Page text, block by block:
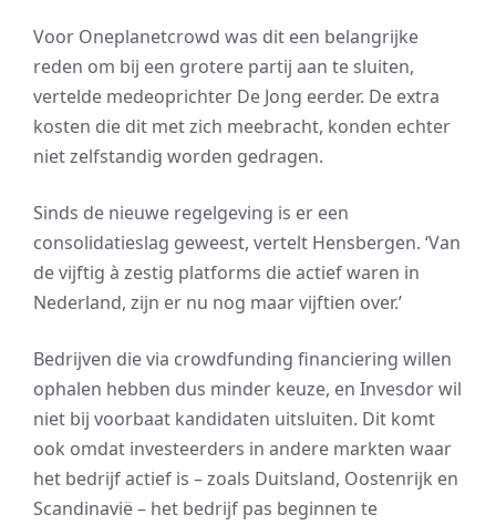
Voor Oneplanetcrowd was dit een belangrijke
reden om bij een grotere partij aan te sluiten,
vertelde medeoprichter De Jong eerder. De extra
kosten die dit met zich meebracht, konden echter
niet zelfstandig worden gedragen.
Sinds de nieuwe regelgeving is er een
consolidatieslag geweest, vertelt Hensbergen. ‘Van
de vijftig à zestig platforms die actief waren in
Nederland, zijn er nu nog maar vijftien over.’
Bedrijven die via crowdfunding financiering willen
ophalen hebben dus minder keuze, en Invesdor wil
niet bij voorbaat kandidaten uitsluiten. Dit komt
ook omdat investeerders in andere markten waar
het bedrijf actief is – zoals Duitsland, Oostenrijk en
Scandinavië – het bedrijf pas beginnen te